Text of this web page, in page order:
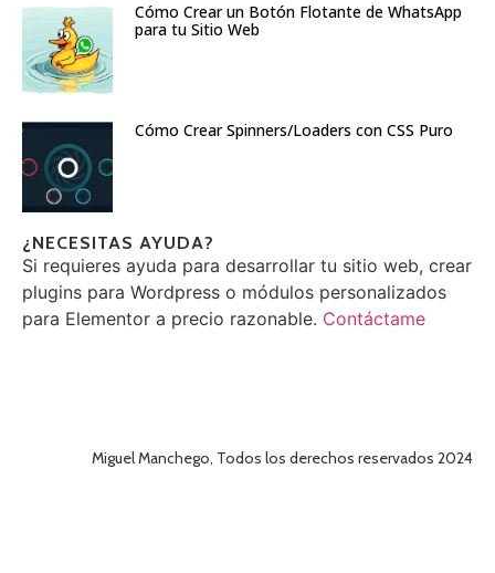
Cómo Crear un Botón Flotante de WhatsApp
para tu Sitio Web
Cómo Crear Spinners/Loaders con CSS Puro
¿NECESITAS AYUDA?
Si requieres ayuda para desarrollar tu sitio web, crear
plugins para Wordpress o módulos personalizados
para Elementor a precio razonable. Contáctame
Miguel Manchego, Todos los derechos reservados 2024